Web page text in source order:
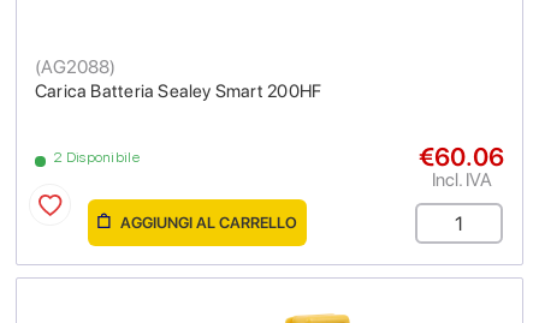
Carica Batteria Sealey Smart 200HF
(AG2088)
2 Disponibile €60.06
Incl. IVA
AGGIUNGI AL CARRELLO